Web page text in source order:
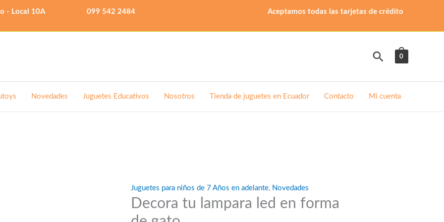
- Local 10A 099 542 2484 Aceptamos todas las tarjetas de crédito
Buscar
0
Novedades Juguetes Educativos Nosotros Tienda de juguetes en Ecuador Contacto Mi cuenta
Juguetes para niños de 7 Años en adelante, Novedades
Decora tu lampara led en forma